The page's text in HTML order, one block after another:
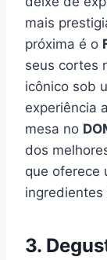
mais
próxima é o
seus cortes
icônico sob
experiência
mesa no
dos
que oferece
ingredientes
3.